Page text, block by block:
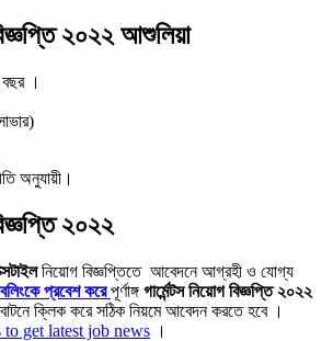
২০২২ আশুলিয়া
।
অনুযায়ী।
২০২২
নিয়োগ বিজ্ঞপ্তিতে আবেদনে আগ্রহী ও যোগ্য
প্রবেশ করে পূর্ণাঙ্গ গার্মেন্টসনিয়োগ বিজ্ঞপ্তি ২০২২
বাটনে ক্লিক করে সঠিক নিয়মে আবেদন করতে হবে ।
get latest job news ।